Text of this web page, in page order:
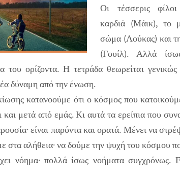
Οι τέσσερις
καρδιά (Μάικ), το
σώμα (Λούκας) και
(Γουίλ). Αλλά
του ορίζοντα. Η τετράδα θεωρείται
δύναμη από την ένωση.
κατανοούμε ότι ο κόσμος που
και μετά από εμάς. Κι αυτά τα ερείπια που
είναι παρόντα και ορατά. Μένει να
στα αλήθεια· να δούμε την ψυχή του κόσμου
νόημα· πολλά ίσως νοήματα συγχρόνως.